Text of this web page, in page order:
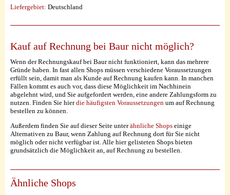
Liefergebiet: Deutschland
Kauf auf Rechnung bei Baur nicht möglich?
Wenn der Rechnungskauf bei Baur nicht funktioniert, kann das mehrere
Gründe haben. In fast allen Shops müssen verschiedene Voraussetzungen
erfüllt sein, damit man als Kunde auf Rechnung kaufen kann. In manchen
Fällen kommt es auch vor, dass diese Möglichkeit im Nachhinein
abgelehnt wird, und Sie aufgefordert werden, eine andere Zahlungsform zu
nutzen. Finden Sie hierdie häufigsten Voraussetzungen um auf Rechnung
bestellen zu können.
Außerdem finden Sie auf dieser Seite unterähnliche Shops einige
Alternativen zu Baur, wenn Zahlung auf Rechnung dort für Sie nicht
möglich oder nicht verfügbar ist. Alle hier gelisteten Shops bieten
grundsätzlich die Möglichkeit an, auf Rechnung zu bestellen.
Ähnliche Shops